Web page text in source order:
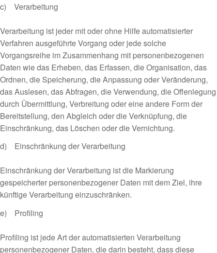
c) Verarbeitung
Verarbeitung ist jeder mit oder ohne Hilfe automatisierter
Verfahren ausgeführte Vorgang oder jede solche
Vorgangsreihe im Zusammenhang mit personenbezogenen
Daten wie das Erheben, das Erfassen, die Organisation, das
Ordnen, die Speicherung, die Anpassung oder Veränderung,
das Auslesen, das Abfragen, die Verwendung, die Offenlegung
durch Übermittlung, Verbreitung oder eine andere Form der
Bereitstellung, den Abgleich oder die Verknüpfung, die
Einschränkung, das Löschen oder die Vernichtung.
d) Einschränkung der Verarbeitung
Einschränkung der Verarbeitung ist die Markierung
gespeicherter personenbezogener Daten mit dem Ziel, ihre
künftige Verarbeitung einzuschränken.
e) Profiling
Profiling ist jede Art der automatisierten Verarbeitung
personenbezogener Daten, die darin besteht, dass diese